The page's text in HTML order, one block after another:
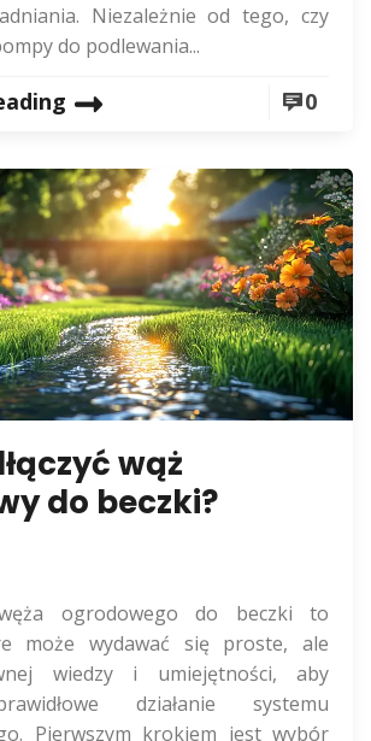
Niezależnie od tego, czy
do podlewania...
0
wąż
do beczki?
węża ogrodowego do beczki to
może wydawać się proste, ale
wiedzy i umiejętności, aby
działanie systemu
Pierwszym krokiem jest wybór